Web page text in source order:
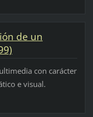
de un
con carácter
e visual.